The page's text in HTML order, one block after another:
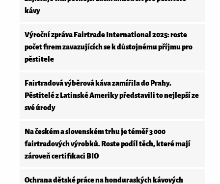
kávy
Výroční zpráva Fairtrade International 2025: roste
počet firem zavazujících se k důstojnému příjmu pro
pěstitele
Fairtradová výběrová káva zamířila do Prahy.
Pěstitelé z Latinské Ameriky představili to nejlepší ze
své úrody
Na českém a slovenském trhu je téměř 3 000
fairtradových výrobků. Roste podíl těch, které mají
zároveň certifikaci BIO
Ochrana dětské práce na honduraských kávových